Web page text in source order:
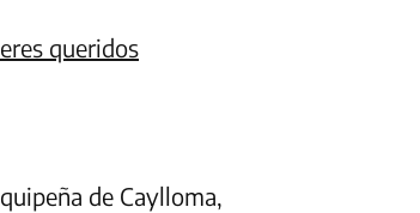
queridos
de Caylloma,